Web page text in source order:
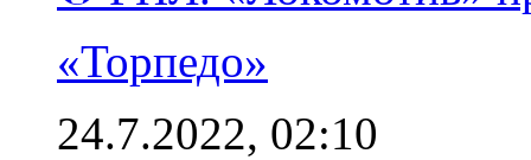
«Торпедо»
24.7.2022, 02:10